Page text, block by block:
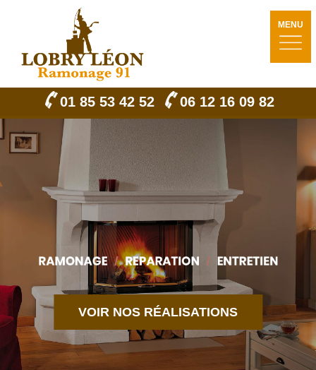
MENU
01 85 53 42 52 06 12 16 09 82
VOIR NOS RÉALISATIONS